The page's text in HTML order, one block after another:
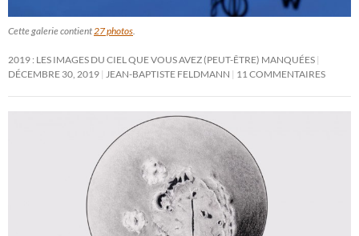
Cette galerie contient 27 photos
2019 : LES IMAGES DU CIEL QUE VOUS AVEZ (PEUT-ÊTRE) MANQUÉES
DÉCEMBRE 30, 2019
JEAN-BAPTISTE FELDMANN 11 COMMENTAIRES